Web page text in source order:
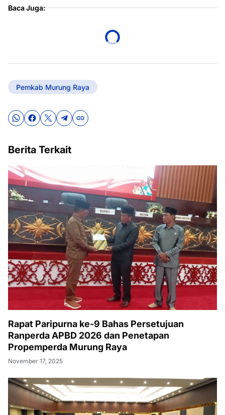
Baca Juga:
Pemkab Murung Raya
Berita Terkait
Rapat Paripurna ke-9 Bahas Persetujuan
Ranperda APBD 2026 dan Penetapan
Propemperda Murung Raya
November 17, 2025